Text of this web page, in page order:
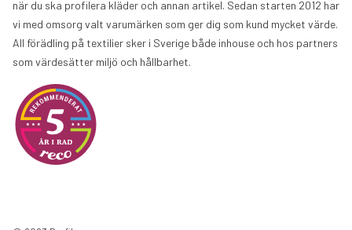
när du ska profilera kläder och annan artikel. Sedan starten 2012 har
vi med omsorg valt varumärken som ger dig som kund mycket värde.
All förädling på textilier sker i Sverige både inhouse och hos partners
som värdesätter miljö och hållbarhet.